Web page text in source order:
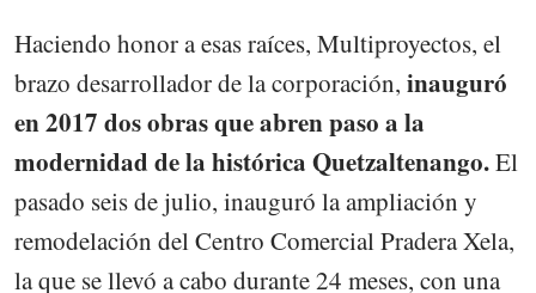
Haciendo honor a esas raíces, Multiproyectos, el
brazo desarrollador de la corporación, inauguró
en 2017 dos obras que abren paso a la
modernidad de la histórica Quetzaltenango.El
pasado seis de julio, inauguró la ampliación y
remodelación del Centro Comercial Pradera Xela,
la que se llevó a cabo durante 24 meses, con una